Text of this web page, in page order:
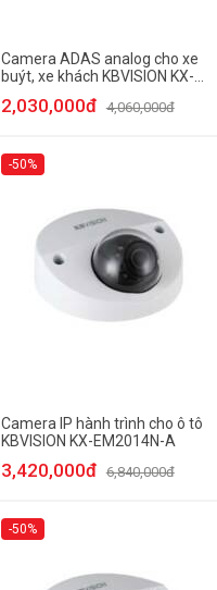
Camera ADAS analog cho xe
buýt, xe khách KBVISION KX-
FM1002-ADAS
2,030,000đ 4,060,000đ
-50%
Camera IP hành trình cho ô tô
KBVISION KX-EM2014N-A
3,420,000đ 6,840,000đ
-50%